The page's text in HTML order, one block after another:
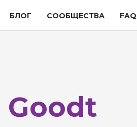
БЛОГ СООБЩЕСТВА FAQ